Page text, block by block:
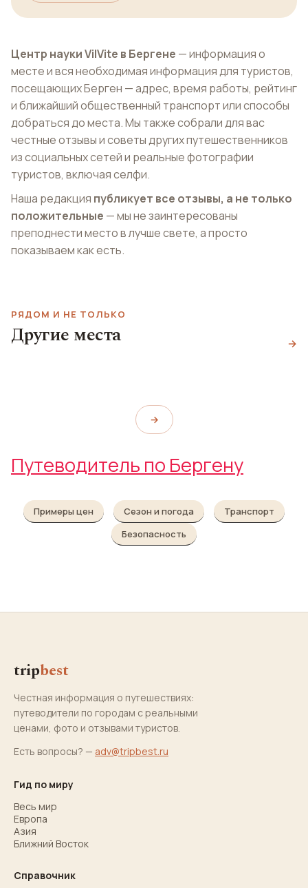
Центр науки VilVite в Бергене — информация о
месте и вся необходимая информация для туристов,
посещающих Берген — адрес, время работы, рейтинг
и ближайший общественный транспорт или способы
добраться до места. Мы также собрали для вас
честные отзывы и советы других путешественников
из социальных сетей и реальные фотографии
туристов, включая селфи.
Наша редакция публикует все отзывы, а не только
положительные — мы не заинтересованы
преподнести место в лучше свете, а просто
показываем как есть.
РЯДОМ И НЕ ТОЛЬКО
Другие места →
Площадь
Торгаллменнинген
→
Путеводитель по Бергену
Примеры цен Сезон и погода
Транспорт
Безопасность
tripbest
Честная информация о путешествиях:
путеводители по городам с реальными
ценами, фото и отзывами туристов.
Есть вопросы? — adv@tripbest.ru
Гид по миру
Весь мир
Европа
Азия
Ближний Восток
Справочник